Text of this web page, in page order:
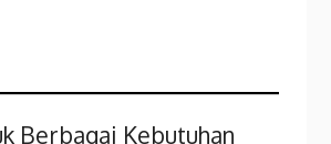
Berbagai Kebutuhan